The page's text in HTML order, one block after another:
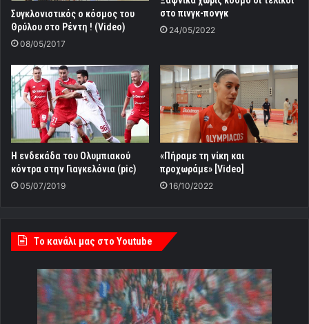
Συγκλονιστικός ο κόσμος του
Θρύλου στο Ρέντη ! (Video)
08/05/2017
στο πινγκ-πονγκ
24/05/2022
Η ενδεκάδα του Ολυμπιακού
κόντρα στην Γιαγκελόνια (pic)
05/07/2019
«Πήραμε τη νίκη και
προχωράμε» [Video]
16/10/2022
Tο κανάλι μας στο Youtube